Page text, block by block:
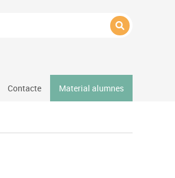
Contacte Material alumnes